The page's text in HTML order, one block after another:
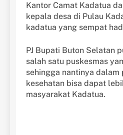
Kantor Camat Kadatua
kepala desa di Pulau
kadatua yang sempat
PJ Bupati Buton Selatan
salah satu puskesmas
sehingga nantinya dalam
kesehatan bisa dapat
masyarakat Kadatua.